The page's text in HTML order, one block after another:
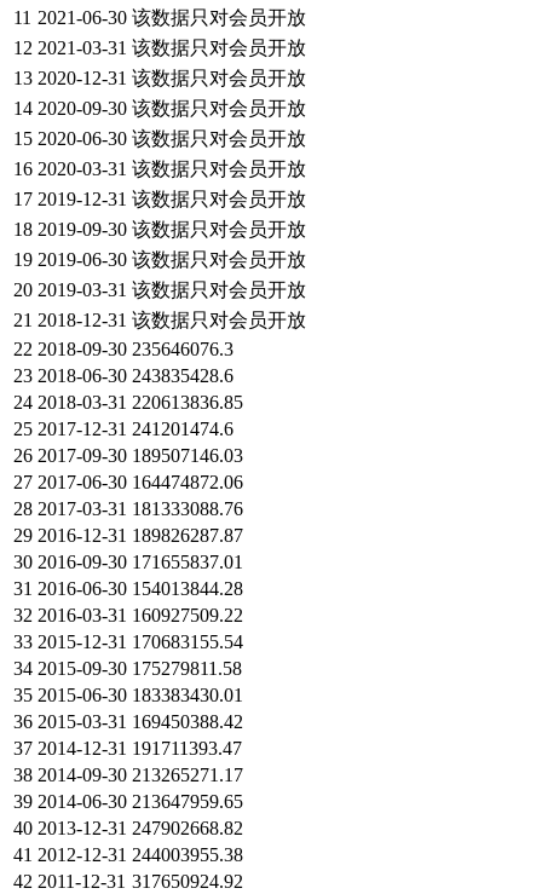
11 2021-06-30 该数据只对会员开放
12 2021-03-31 该数据只对会员开放
13 2020-12-31 该数据只对会员开放
14 2020-09-30 该数据只对会员开放
15 2020-06-30 该数据只对会员开放
16 2020-03-31 该数据只对会员开放
17 2019-12-31 该数据只对会员开放
18 2019-09-30 该数据只对会员开放
19 2019-06-30 该数据只对会员开放
20 2019-03-31 该数据只对会员开放
21 2018-12-31 该数据只对会员开放
22 2018-09-30 235646076.3
23 2018-06-30 243835428.6
24 2018-03-31 220613836.85
25 2017-12-31 241201474.6
26 2017-09-30 189507146.03
27 2017-06-30 164474872.06
28 2017-03-31 181333088.76
29 2016-12-31 189826287.87
30 2016-09-30 171655837.01
31 2016-06-30 154013844.28
32 2016-03-31 160927509.22
33 2015-12-31 170683155.54
34 2015-09-30 175279811.58
35 2015-06-30 183383430.01
36 2015-03-31 169450388.42
37 2014-12-31 191711393.47
38 2014-09-30 213265271.17
39 2014-06-30 213647959.65
40 2013-12-31 247902668.82
41 2012-12-31 244003955.38
42 2011-12-31 317650924.92